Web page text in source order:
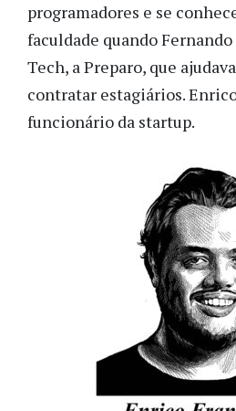
programadores e se
faculdade quando
Tech, a Preparo, que
contratar estagiários.
funcionário da startup.